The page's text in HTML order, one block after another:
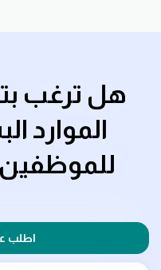
هل ترغب
الموارد
اطلب